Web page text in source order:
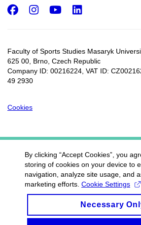
Faculty of Sports Studies Masaryk
625 00, Brno, Czech Republic
Company ID: 00216224, VAT ID:
49 2930
Cookies
Facebook
Instagram
Youtube
By clicking “Accept Cookies”, you
storing of cookies on your device to
navigation, analyze site usage, and
marketing efforts. Cookie Settings
Necessary